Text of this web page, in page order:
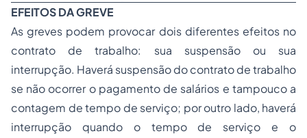
EFEITOS DA GREVE
As greves podem provocar dois diferentes efeitos no
contrato de trabalho: sua suspensão ou sua
interrupção. Haverá suspensão do contrato de trabalho
se não ocorrer o pagamento de salários e tampouco a
contagem de tempo de serviço; por outro lado, haverá
interrupção quando o tempo de serviço e o